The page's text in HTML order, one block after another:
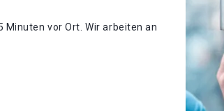
vor Ort. Wir arbeiten an